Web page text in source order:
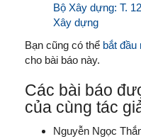
Bộ Xây dựng: T.
Xây dựng
Bạn cũng có thể bắt
cho bài báo này.
Các bài báo
của cùng tác
Nguyễn Ngọc